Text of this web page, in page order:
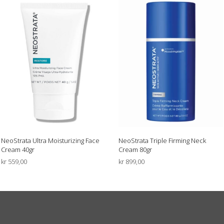
NeoStrata Ultra Moisturizing Face
Cream 40gr
kr 559,00
NeoStrata Triple Firming Neck
Cream 80gr
kr899,00